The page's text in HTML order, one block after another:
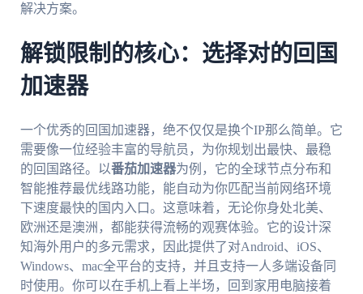
解决方案。
解锁限制的核心：选择对的回国
加速器
一个优秀的回国加速器，绝不仅仅是换个IP那么简单。它
需要像一位经验丰富的导航员，为你规划出最快、最稳
的回国路径。以番茄加速器为例，它的全球节点分布和
智能推荐最优线路功能，能自动为你匹配当前网络环境
下速度最快的国内入口。这意味着，无论你身处北美、
欧洲还是澳洲，都能获得流畅的观赛体验。它的设计深
知海外用户的多元需求，因此提供了对Android、iOS、
Windows、mac全平台的支持，并且支持一人多端设备同
时使用。你可以在手机上看上半场，回到家用电脑接着